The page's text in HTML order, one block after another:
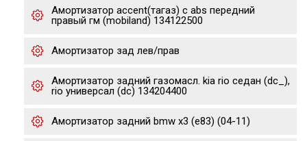
Амортизатор accent(тагаз) с abs передний
правый гм (mobiland) 134122500
Амортизатор зад лев/прав
Амортизатор задний газомасл. kia rio седан (dc_),
rio универсал (dc) 134204400
Амортизатор задний bmw x3 (e83) (04-11)